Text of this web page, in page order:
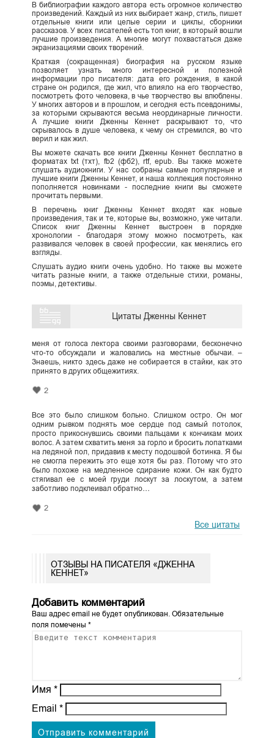
В библиографии каждого автора есть огромное количество
произведений. Каждый из них выбирает жанр, стиль, пишет
отдельные книги или целые серии и циклы, сборники
рассказов. У всех писателей есть топ книг, в который вошли
лучшие произведения. А многие могут похвастаться даже
экранизациями своих творений.
Краткая (сокращенная) биография на русском языке
позволяет узнать много интересной и полезной
информации про писателя: дата его рождения, в какой
стране он родился, где жил, что влияло на его творчество,
посмотреть фото человека, в чье творчество вы влюблены.
У многих авторов и в прошлом, и сегодня есть псевдонимы,
за которыми скрываются весьма неординарные личности.
А лучшие книги Дженны Кеннет раскрывают то, что
скрывалось в душе человека, к чему он стремился, во что
верил и как жил.
Вы можете скачать все книги Дженны Кеннет бесплатно в
форматах txt (тхт), fb2 (фб2), rtf, epub. Вы также можете
слушать аудиокниги. У нас собраны самые популярные и
лучшие книги Дженны Кеннет, и наша коллекция постоянно
пополняется новинками - последние книги вы сможете
прочитать первыми.
В перечень книг Дженны Кеннет входят как новые
произведения, так и те, которые вы, возможно, уже читали.
Список книг Дженны Кеннет выстроен в порядке
хронологии - благодаря этому можно посмотреть, как
развивался человек в своей профессии, как менялись его
взгляды.
Слушать аудио книги очень удобно. Но также вы можете
читать разные книги, а также отдельные стихи, романы,
поэмы, детективы.
Цитаты Дженны Кеннет
меня от голоса лектора своими разговорами, бесконечно
что-то обсуждали и жаловались на местные обычаи. –
Знаешь, никто здесь даже не собирается в стайки, как это
принято в других общежитиях.
2
Все это было слишком больно. Слишком остро. Он мог
одним рывком поднять мое сердце под самый потолок,
просто прикоснувшись своими пальцами к кончикам моих
волос. А затем схватить меня за горло и бросить лопатками
на ледяной пол, придавив к месту подошвой ботинка. Я бы
не смогла пережить это еще хотя бы раз. Потому что это
было похоже на медленное сдирание кожи. Он как будто
стягивал ее с моей груди лоскут за лоскутом, а затем
заботливо подклеивал обратно…
2
Все цитаты
ОТЗЫВЫ НА ПИСАТЕЛЯ «ДЖЕННА
КЕННЕТ»
Добавить комментарий
Ваш адрес email не будет опубликован.Обязательные
поля помечены *
Имя *
Email *